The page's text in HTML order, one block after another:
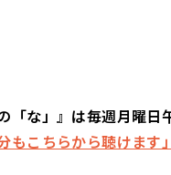
「な」』は毎週月曜
もこちらから聴けます」